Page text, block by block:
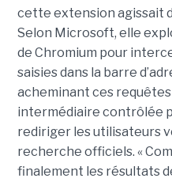
cette extension agissait
Selon Microsoft, elle
de Chromium pour
saisies dans la barre
acheminant ces
intermédiaire contrôlée
rediriger les utilisateurs
recherche officiels. «
finalement les résultats